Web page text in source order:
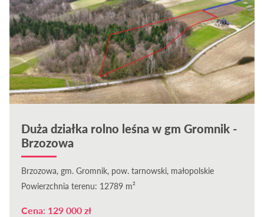
Duża działka rolno leśna w gm Gromnik -
Brzozowa
Brzozowa, gm. Gromnik, pow. tarnowski, małopolskie
Powierzchnia terenu: 12789 m²
Cena: 129 000 zł